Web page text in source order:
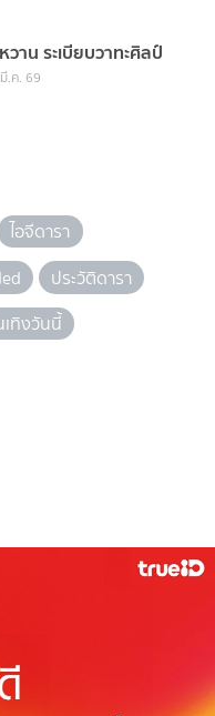
วาน ระเบียบวาทะศิลป์
.ค. 69
ไอจีดารา
ประวัติดารา
ทิงวันนี้